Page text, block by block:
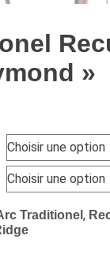
»
Traditionel ,